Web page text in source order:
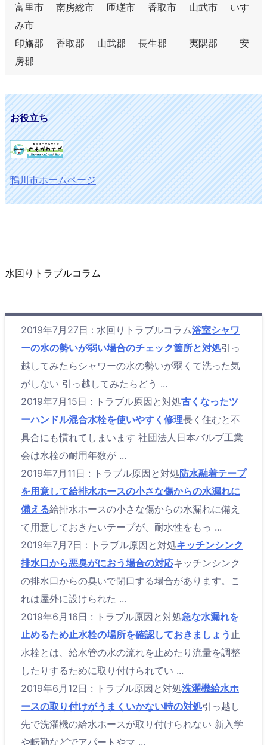
富里市 南房総市 匝瑳市 香取市 山武市 いす
み市
印旛郡 香取郡 山武郡 長生郡 夷隅郡 安
房郡
お役立ち
鴨川市ホームページ
水回りトラブルコラム
2019年7月27日 : 水回りトラブルコラム浴室シャワ
ーの水の勢いが弱い場合のチェック箇所と対処引っ
越してみたらシャワーの水の勢いが弱くて洗った気
がしない 引っ越してみたらどう ...
2019年7月15日 : トラブル原因と対処古くなったツ
ーハンドル混合水栓を使いやすく修理長く住むと不
具合にも慣れてしまいます 社団法人日本バルブ工業
会は水栓の耐用年数が ...
2019年7月11日 : トラブル原因と対処防水融着テープ
を用意して給排水ホースの小さな傷からの水漏れに
備える給排水ホースの小さな傷からの水漏れに備え
て用意しておきたいテープが、耐水性をもっ ...
2019年7月7日 : トラブル原因と対処キッチンシンク
排水口から悪臭がにおう場合の対応キッチンシンク
の排水口からの臭いで閉口する場合があります。こ
れは屋外に設けられた ...
2019年6月16日 : トラブル原因と対処急な水漏れを
止めるため止水栓の場所を確認しておきましょう 止
水栓とは、給水管の水の流れを止めたり流量を調整
したりするために取り付けられてい ...
2019年6月12日 : トラブル原因と対処洗濯機給水ホ
ースの取り付けがうまくいかない時の対処引っ越し
先で洗濯機の給水ホースが取り付けられない 新入学
や転勤などでアパートやマ ...